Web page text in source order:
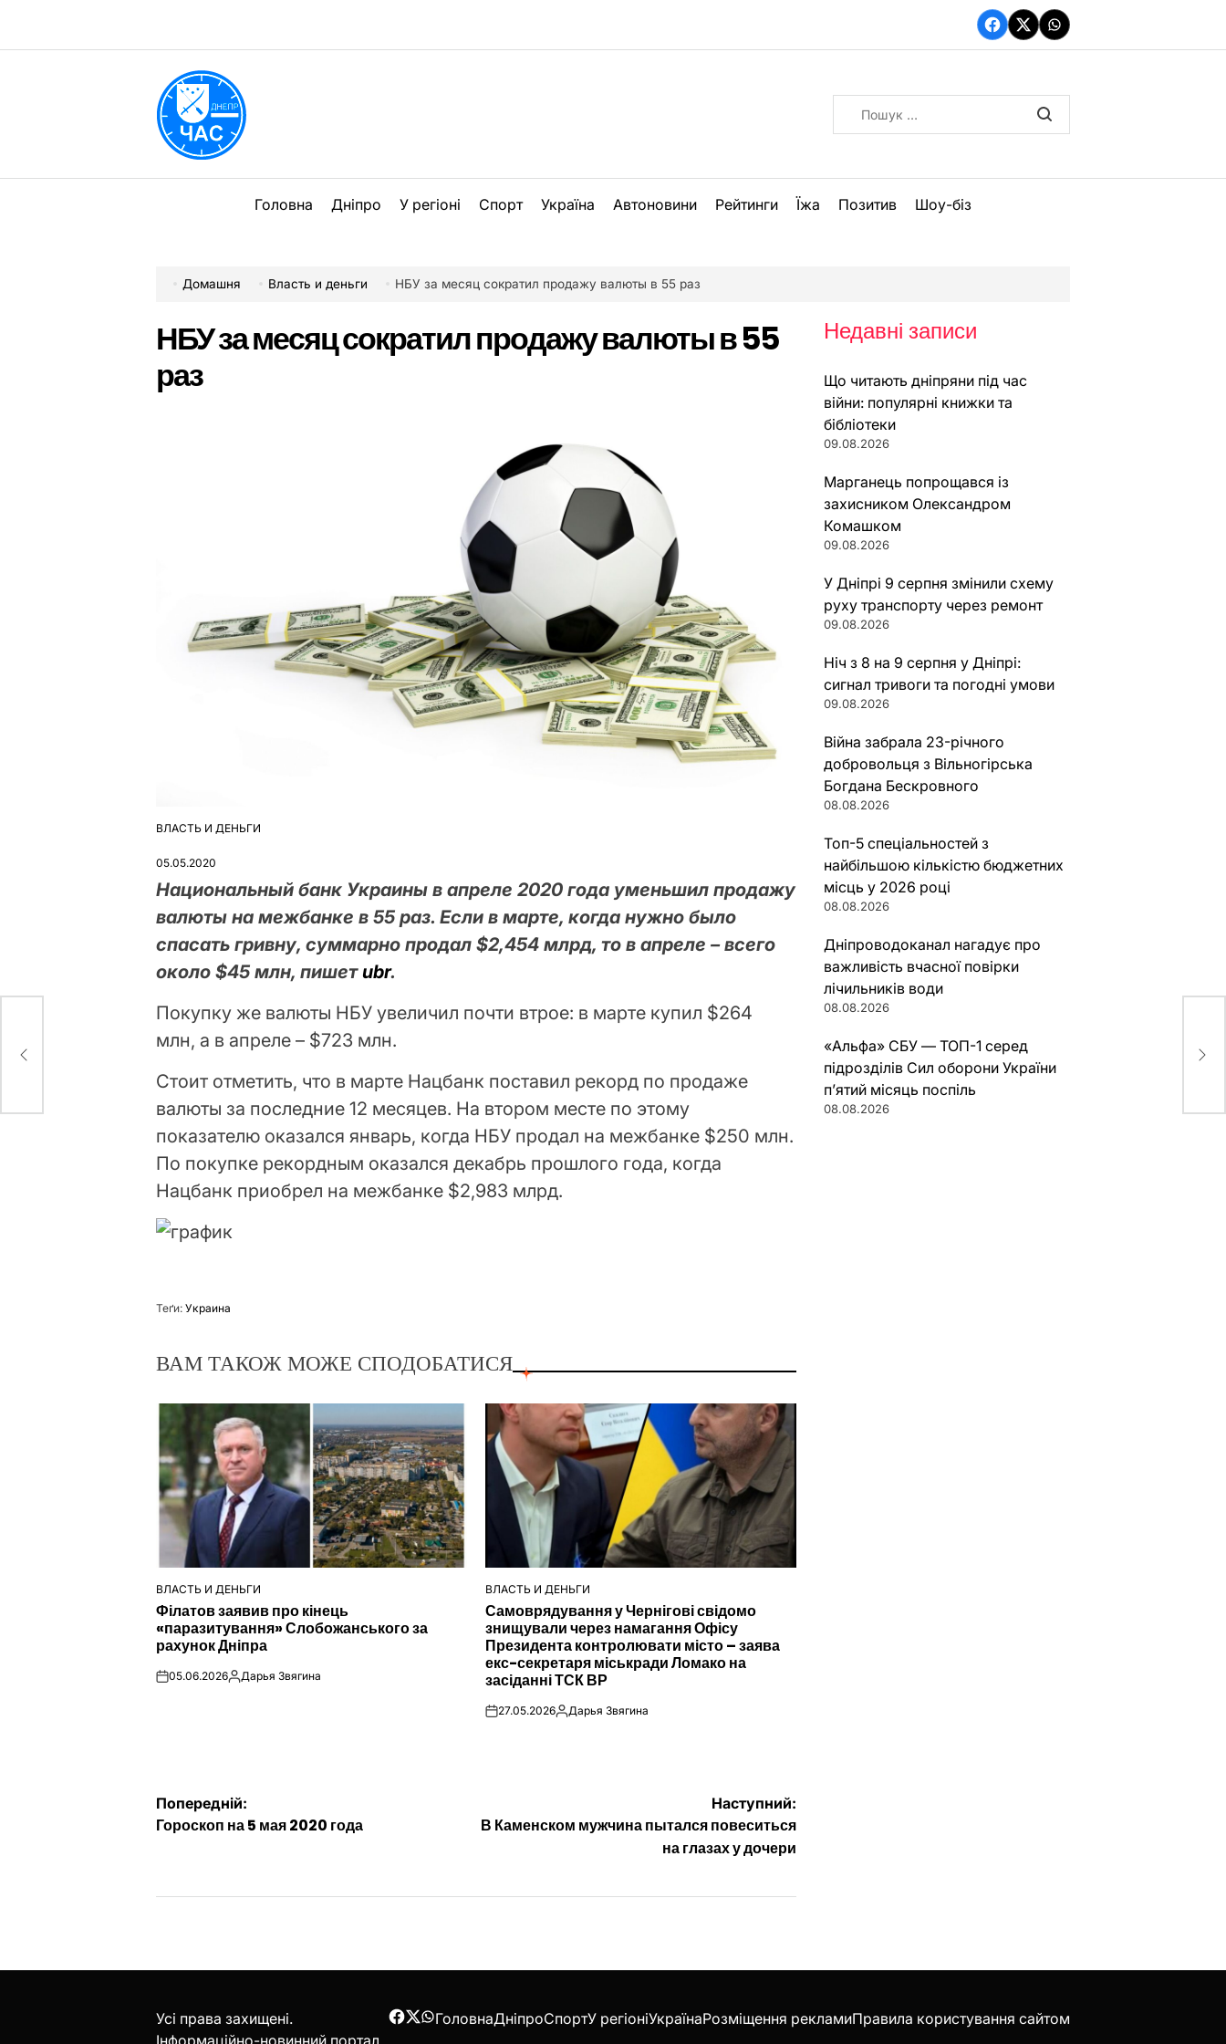
вмісту
Facebook
TwitterWhatsApp
Головна Дніпро У регіоні Спорт Україна Автоновини Рейтинги Їжа Позитив Шоу-біз
Домашня Власть и деньги НБУ за месяц сократил продажу валюты в 55 раз
НБУ за месяц сократил продажу валюты в 55
раз
ОПУБЛІКУВАТИ
ВЛАСТЬ И ДЕНЬГИ
05.05.2020
Национальный банк Украины в апреле 2020 года уменьшил продажу
валюты на межбанке в 55 раз. Если в марте, когда нужно было
спасать гривну, суммарно продал $2,454 млрд, то в апреле – всего
около $45 млн, пишетubr.
Покупку же валюты НБУ увеличил почти втрое: в марте купил $264
млн, а в апреле – $723 млн.
Стоит отметить, что в марте Нацбанк поставил рекорд по продаже
валюты за последние 12 месяцев. На втором месте по этому
показателю оказался январь, когда НБУ продал на межбанке $250 млн.
По покупке рекордным оказался декабрь прошлого года, когда
Нацбанк приобрел на межбанке $2,983 млрд.
Теґи: Украина
ВАМ ТАКОЖ МОЖЕ СПОДОБАТИСЯ
ОПУБЛІКУВАТИ
У
ВЛАСТЬ И ДЕНЬГИ
Філатов заявив про кінець
«паразитування» Слобожанського за
рахунок Дніпра
on05.06.2026Опубліковано
Дарья Звягина
ОПУБЛІКУВАТИ
У
ВЛАСТЬ И ДЕНЬГИ
Самоврядування у Чернігові свідомо
знищували через намагання Офісу
Президента контролювати місто – заява
екс-секретаря міськради Ломако на
засіданні ТСК ВР
on27.05.2026Опубліковано
Дарья Звягина
Навігація
Попередній:
Гороскоп на 5 мая 2020 года
Наступний:
В Каменском мужчина пытался повеситься
на глазах у дочери
Недавні записи
Що читають дніпряни під час
війни: популярні книжки та
бібліотеки
09.08.2026
Марганець попрощався із
захисником Олександром
Комашком
09.08.2026
У Дніпрі 9 серпня змінили схему
руху транспорту через ремонт
09.08.2026
Ніч з 8 на 9 серпня у Дніпрі:
сигнал тривоги та погодні умови
09.08.2026
Війна забрала 23-річного
добровольця з Вільногірська
Богдана Бескровного
08.08.2026
Топ-5 спеціальностей з
найбільшою кількістю бюджетних
місць у 2026 році
08.08.2026
Дніпроводоканал нагадує про
важливість вчасної повірки
лічильників води
08.08.2026
«Альфа» СБУ — ТОП-1 серед
підрозділів Сил оборони України
п’ятий місяць поспіль
08.08.2026
Усі права захищені.
Facebook
Twitter
WhatsApp
ГоловнаДніпроСпортУ регіоніУкраїнаРозміщення рекламиПравила користування сайтом